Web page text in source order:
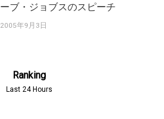
ーブ・ジョブスのスピーチ
2005年9月3日
Ranking
Last 24 Hours